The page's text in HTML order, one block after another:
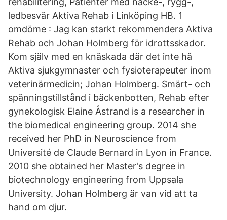
ledbesvär Aktiva Rehab i Linköping HB. 1
omdöme : Jag kan starkt rekommendera Aktiva
Rehab och Johan Holmberg för idrottsskador.
Kom själv med en knäskada där det inte hä
Aktiva sjukgymnaster och fysioterapeuter inom
veterinärmedicin; Johan Holmberg. Smärt- och
spänningstillstånd i bäckenbotten, Rehab efter
gynekologisk Elaine Åstrand is a researcher in
the biomedical engineering group. 2014 she
received her PhD in Neuroscience from
Université de Claude Bernard in Lyon in France.
2010 she obtained her Master's degree in
biotechnology engineering from Uppsala
University. Johan Holmberg är van vid att ta
hand om djur.